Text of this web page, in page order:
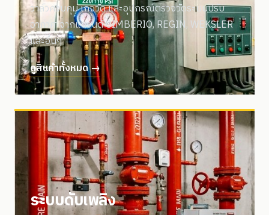
วาล์วควบคุม เกจวัด และอุปกรณ์ตรวจวัดระบบปรับ
อากาศ จากแบรนด์ CIMBERIO, REGIN, WEKSLER
และอื่นๆ
ดูสินค้าทั้งหมด →
ระบบดับเพลิง